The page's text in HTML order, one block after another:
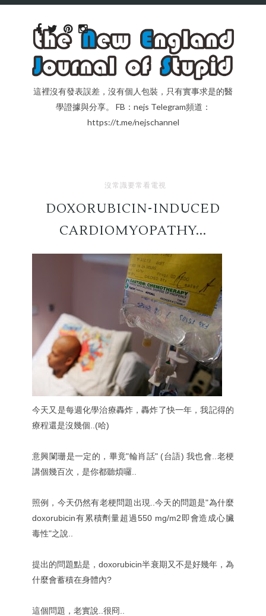
這裡沒有發表誤差，沒有個人包裝，只有實事求是的醫
學證據與分享。 FB：nejs Telegram頻道：
https://t.me/nejschannel
沒常識要常看電視
DOXORUBICIN-INDUCED
CARDIOMYOPATHY...
今天又是每週化學治療轟炸，轟炸了快一年，我記得的
療程還是沒幾個..(哈)
意興闌珊是一定的，畢竟"輪肖話" (台語) 我也會..老梗
講個幾百次，是你都聽煩囉..
照例，今天仍然有老梗問題出現..今天的問題是"為什麼
doxorubicin有累積劑量超過550 mg/m2即會造成心臟
毒性"之說..
提出的問題點是，doxorubicin半衰期又不是好幾年，為
什麼會蓄積在身體內?
這個問題，老實說..很冏..